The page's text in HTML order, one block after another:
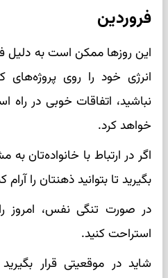
فروردین
این روزها ممکن است به دلیل
انرژی خود را روی پروژه‌های
نباشید، اتفاقات خوبی در
خواهد کرد.
اگر در ارتباط با خانواده‌تان
بگیرید تا بتوانید ذهنتان را آرام
در صورت تنگی نفس، امروز
استراحت کنید.
شاید در موقعیتی قرار